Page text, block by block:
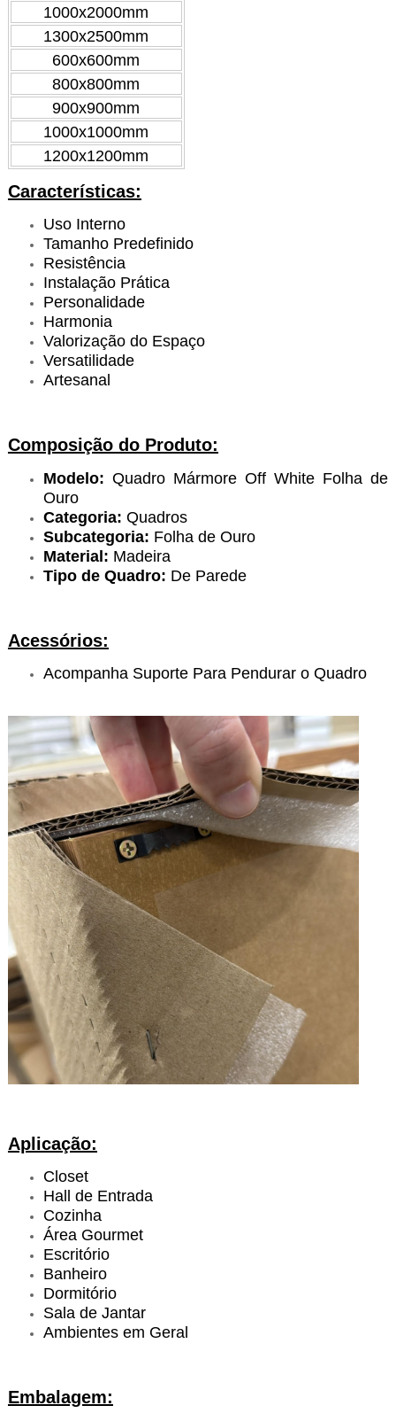
1000x2000mm
1300x2500mm
600x600mm
800x800mm
900x900mm
1000x1000mm
1200x1200mm
Características:
Uso Interno
Tamanho Predefinido
Resistência
Instalação Prática
Personalidade
Harmonia
Valorização do Espaço
Versatilidade
Artesanal
Composição do Produto:
Modelo: Quadro Mármore Off White Folha de
Ouro
Categoria: Quadros
Subcategoria: Folha de Ouro
Material: Madeira
Tipo de Quadro: De Parede
Acessórios:
Acompanha Suporte Para Pendurar o Quadro
Aplicação:
Closet
Hall de Entrada
Cozinha
Área Gourmet
Escritório
Banheiro
Dormitório
Sala de Jantar
Ambientes em Geral
Embalagem: